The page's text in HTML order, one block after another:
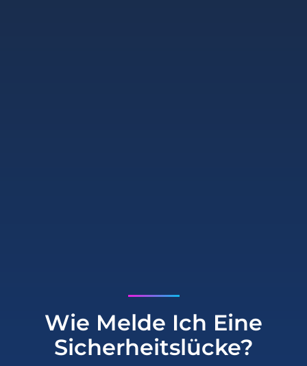
Wie Melde Ich Eine
Sicherheitslücke?